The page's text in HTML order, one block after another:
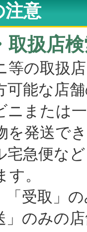
注意
取扱店
の取扱
可能な店
たは一
を発送で
便など
。
取」の
みの店